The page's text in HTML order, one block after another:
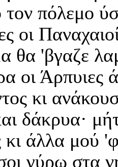
τον πόλεμο
οι
θα 'βγαζε
οι Άρπυιες
κι
δάκρυα·
κι άλλα μού
γύρω στα